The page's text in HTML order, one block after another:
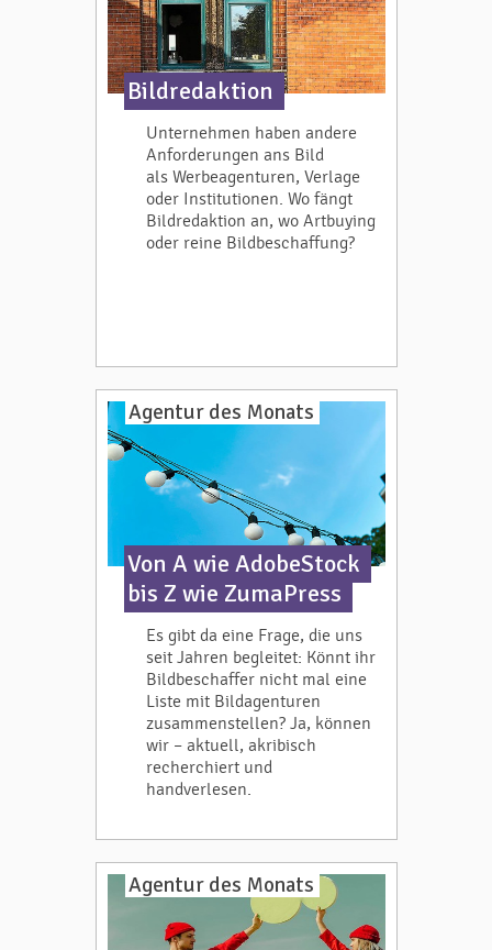
Bildredaktion
Unternehmen haben andere
Anforderungen ans Bild
als Werbeagenturen, Verlage
oder Institutionen. Wo fängt
Bildredaktion an, wo Artbuying
oder reine Bildbeschaffung?
Agentur des Monats
Von A wie AdobeStock
bis Z wie ZumaPress
Es gibt da eine Frage, die uns
seit Jahren begleitet: Könnt ihr
Bildbeschaffer nicht mal eine
Liste mit Bildagenturen
zusammenstellen? Ja, können
wir – aktuell, akribisch
recherchiert und
handverlesen.
Agentur des Monats